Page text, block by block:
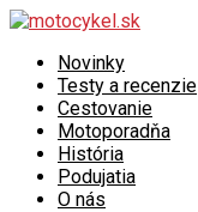
Novinky
Testy a recenzie
Cestovanie
Motoporadňa
História
Podujatia
O nás